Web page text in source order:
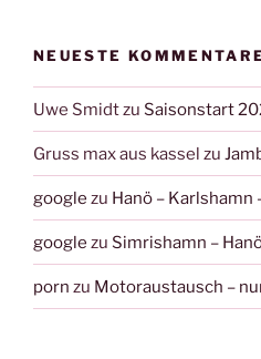
NEUESTE
Uwe Smidtzu Saisonstart
Gruss max aus kassel zu
google zu Hanö – Karlshamn
google zu Simrishamn –
porn zu Motoraustausch –